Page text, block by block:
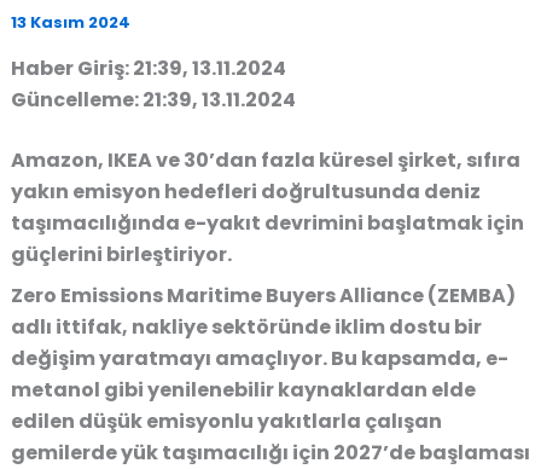
13 Kasım 2024
Haber Giriş: 21:39, 13.11.2024
Güncelleme: 21:39, 13.11.2024
Amazon, IKEA ve 30’dan fazla küresel şirket, sıfıra
yakın emisyon hedefleri doğrultusunda deniz
taşımacılığında e-yakıt devrimini başlatmak için
güçlerini birleştiriyor.
Zero Emissions Maritime Buyers Alliance (ZEMBA)
adlı ittifak, nakliye sektöründe iklim dostu bir
değişim yaratmayı amaçlıyor. Bu kapsamda, e-
metanol gibi yenilenebilir kaynaklardan elde
edilen düşük emisyonlu yakıtlarla çalışan
gemilerde yük taşımacılığı için 2027’de başlaması